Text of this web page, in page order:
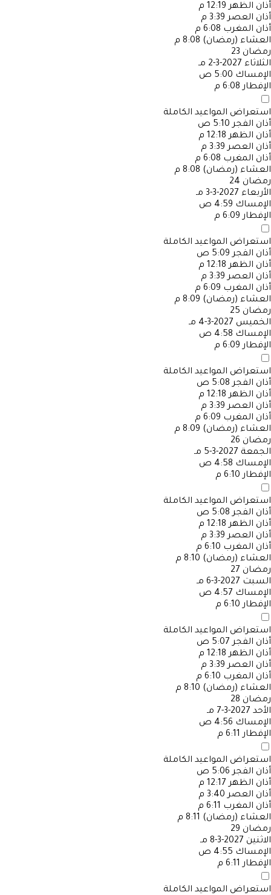
أذان الظهر 12:19 م
أذان العصر 3:39 م
أذان المغرب 6:08 م
العشاء (رمضان) 8:08 م
رمضان 23
الثلاثاء 2027-3-2 مـ
الإمساك 5:00 ص
الإفطار 6:08 م
استعراض المواعيد الكاملة
أذان الفجر 5:10 ص
أذان الظهر 12:18 م
أذان العصر 3:39 م
أذان المغرب 6:08 م
العشاء (رمضان) 8:08 م
رمضان 24
الأربعاء 2027-3-3 مـ
الإمساك 4:59 ص
الإفطار 6:09 م
استعراض المواعيد الكاملة
أذان الفجر 5:09 ص
أذان الظهر 12:18 م
أذان العصر 3:39 م
أذان المغرب 6:09 م
العشاء (رمضان) 8:09 م
رمضان 25
الخميس 2027-3-4 مـ
الإمساك 4:58 ص
الإفطار 6:09 م
استعراض المواعيد الكاملة
أذان الفجر 5:08 ص
أذان الظهر 12:18 م
أذان العصر 3:39 م
أذان المغرب 6:09 م
العشاء (رمضان) 8:09 م
رمضان 26
الجمعة 2027-3-5 مـ
الإمساك 4:58 ص
الإفطار 6:10 م
استعراض المواعيد الكاملة
أذان الفجر 5:08 ص
أذان الظهر 12:18 م
أذان العصر 3:39 م
أذان المغرب 6:10 م
العشاء (رمضان) 8:10 م
رمضان 27
السبت 2027-3-6 مـ
الإمساك 4:57 ص
الإفطار 6:10 م
استعراض المواعيد الكاملة
أذان الفجر 5:07 ص
أذان الظهر 12:18 م
أذان العصر 3:39 م
أذان المغرب 6:10 م
العشاء (رمضان) 8:10 م
رمضان 28
الأحد 2027-3-7 مـ
الإمساك 4:56 ص
الإفطار 6:11 م
استعراض المواعيد الكاملة
أذان الفجر 5:06 ص
أذان الظهر 12:17 م
أذان العصر 3:40 م
أذان المغرب 6:11 م
العشاء (رمضان) 8:11 م
رمضان 29
الاثنين 2027-3-8 مـ
الإمساك 4:55 ص
الإفطار 6:11 م
استعراض المواعيد الكاملة